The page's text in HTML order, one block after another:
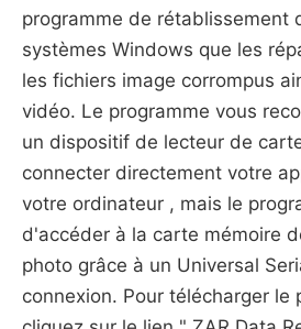
programme de rétablissement
systèmes Windows que les
les fichiers image corrompus
vidéo. Le programme vous
un dispositif de lecteur de
connecter directement votre
votre ordinateur , mais le
d'accéder à la carte mémoire
photo grâce à un Universal
connexion. Pour télécharger le